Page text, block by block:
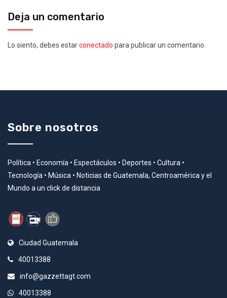
Deja un comentario
Lo siento, debes estarconectado para publicar un comentario.
Sobre nosotros
Política • Economía • Espectáculos • Deportes • Cultura •
Tecnología • Música • Noticias de Guatemala, Centroamérica y el
Mundo a un click de distancia
Ciudad Guatemala
40013388
info@gazzettagt.com
40013388